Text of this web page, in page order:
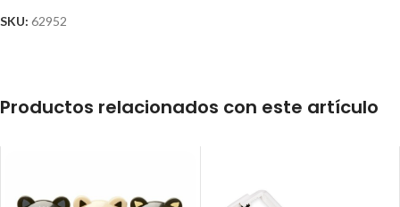
SKU: 62952
Productos relacionados con este artículo